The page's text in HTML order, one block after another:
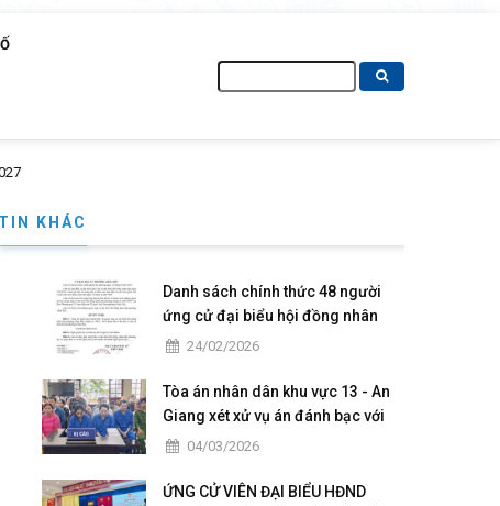
kiếm
TIN KHÁC
Danh sách chính thức 48 người
ứng cử đại biểu hội đồng nhân
dân của phường Châu Đốc nhiệm
24/02/2026
Tòa án nhân dân khu vực 13 - An
Giang xét xử vụ án đánh bạc với
số tiền giao dịch hơn 4,9 tỷ đồng
04/03/2026
ỨNG CỬ VIÊN ĐẠI BIỂU HĐND